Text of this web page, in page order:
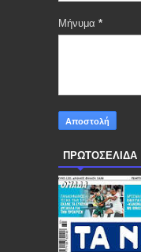
Μήνυμα *
ΠΡΩΤΟΣΕΛΙΔΑ